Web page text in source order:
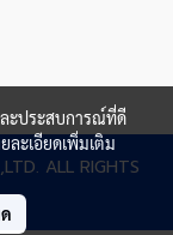
ALL RIGHTS
ะประสบการณ์ที่ดี
ละเอียดเพิ่มเติม